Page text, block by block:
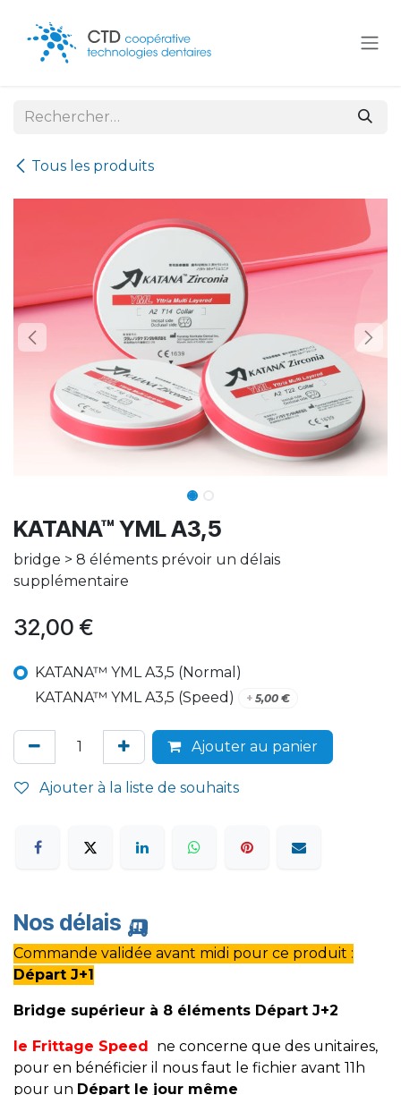
Tous les produits
KATANA™ YML A3,5
bridge > 8 éléments prévoir un délais
supplémentaire
32,00 €
KATANA™ YML A3,5 (Normal)
KATANA™ YML A3,5 (Speed)
+ 5,00€
Ajouter au panier
Ajouter à la liste de souhaits
Nos délais 🛺
Commande validée avant midi pour ce produit :
Départ J+1
Bridge supérieur à 8 éléments Départ J+2
le Frittage Speed ne concerne que des unitaires,
pour en bénéficier il nous faut le fichier avant 11h
pour un Départ le jour même